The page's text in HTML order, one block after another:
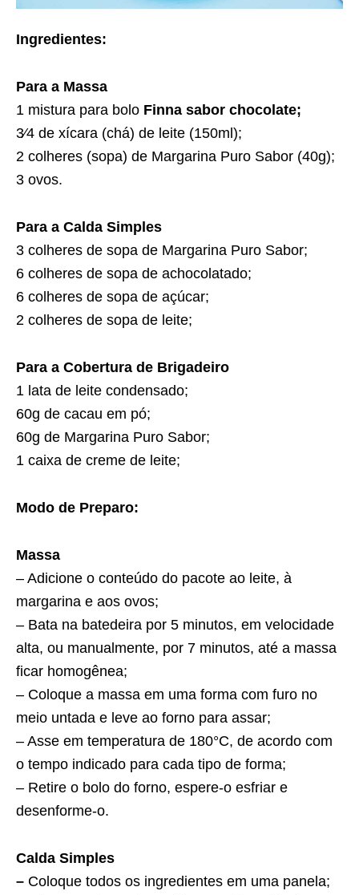
Ingredientes:
Para a Massa
1 mistura para bolo Finna sabor chocolate;
3⁄4 de xícara (chá) de leite (150ml);
2 colheres (sopa) de Margarina Puro Sabor (40g);
3 ovos.
Para a Calda Simples
3 colheres de sopa de Margarina Puro Sabor;
6 colheres de sopa de achocolatado;
6 colheres de sopa de açúcar;
2 colheres de sopa de leite;
Para a Cobertura de Brigadeiro
1 lata de leite condensado;
60g de cacau em pó;
60g de Margarina Puro Sabor;
1 caixa de creme de leite;
Modo de Preparo:
Massa
– Adicione o conteúdo do pacote ao leite, à
margarina e aos ovos;
– Bata na batedeira por 5 minutos, em velocidade
alta, ou manualmente, por 7 minutos, até a massa
ficar homogênea;
– Coloque a massa em uma forma com furo no
meio untada e leve ao forno para assar;
– Asse em temperatura de 180°C, de acordo com
o tempo indicado para cada tipo de forma;
– Retire o bolo do forno, espere-o esfriar e
desenforme-o.
Calda Simples
– Coloque todos os ingredientes em uma panela;